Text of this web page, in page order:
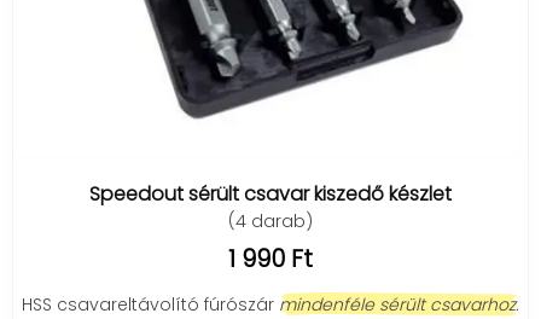
Speedout sérült csavar kiszedő készlet
(4 darab)
1 990 Ft
HSS csavareltávolító fúrószár mindenféle sérült csavarhoz.